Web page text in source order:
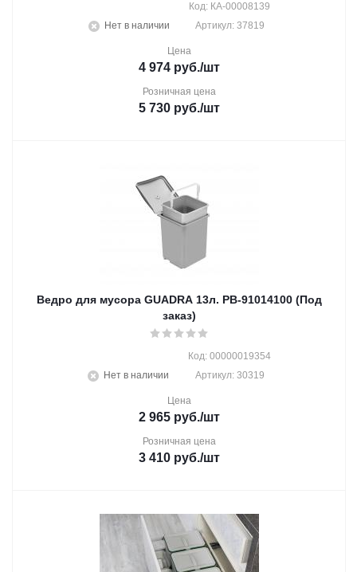
Нет в наличии
Код: КА-00008139
Артикул: 37819
Цена
4 974 руб./шт
Розничная цена
5 730 руб./шт
Ведро для мусора GUADRA 13л. PB-91014100 (Под
заказ)
Нет в наличии
Код: 00000019354
Артикул: 30319
Цена
2 965 руб./шт
Розничная цена
3 410 руб./шт